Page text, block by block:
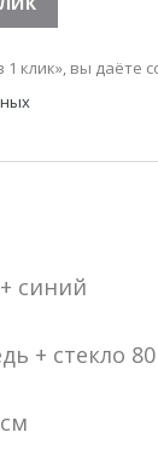
клик», вы даёте
синий
+ стекло